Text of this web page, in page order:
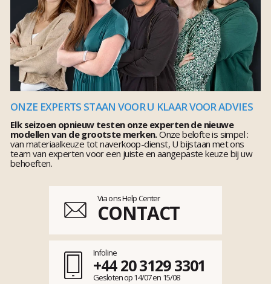
ONZE EXPERTS STAAN VOOR U KLAAR VOOR ADVIES
Elk seizoen opnieuw testen onze experten de nieuwe
modellen van de grootste merken.Onze belofte is simpel :
van materiaalkeuze tot naverkoop-dienst, U bijstaan met ons
team van experten voor een juiste en aangepaste keuze bij uw
behoeften.
Via ons Help Center
CONTACT
Infoline
+44 20 3129 3301
Gesloten op 14/07 en 15/08